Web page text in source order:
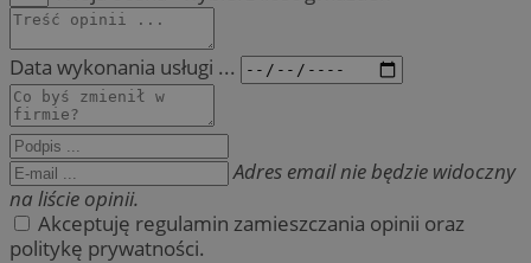
Data wykonania usługi ...
Adres email nie będzie widoczny
na liście opinii.
Akceptuję regulamin zamieszczania opinii oraz
politykę prywatności.